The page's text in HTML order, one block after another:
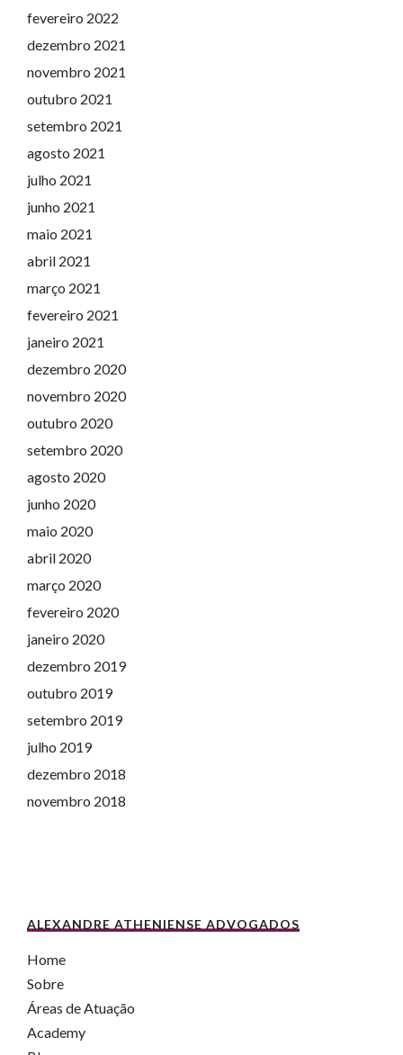
fevereiro 2022
dezembro 2021
novembro 2021
outubro 2021
setembro 2021
agosto 2021
julho 2021
junho 2021
maio 2021
abril 2021
março 2021
fevereiro 2021
janeiro 2021
dezembro 2020
novembro 2020
outubro 2020
setembro 2020
agosto 2020
junho 2020
maio 2020
abril 2020
março 2020
fevereiro 2020
janeiro 2020
dezembro 2019
outubro 2019
setembro 2019
julho 2019
dezembro 2018
novembro 2018
ALEXANDRE ATHENIENSE ADVOGADOS
Home
Sobre
Áreas de Atuação
Academy